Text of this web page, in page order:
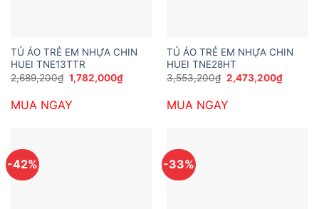
TỦ ÁO TRẺ EM NHỰA CHIN
HUEI TNE13TTR
2,689,200₫ Giá
gốc
2,689,200₫.
1,782,000₫Giá
hiện
MUA NGAY
TỦ ÁO TRẺ EM NHỰA CHIN
HUEI TNE28HT
3,553,200₫ Giá
gốc
3,553,200₫.
2,473,200₫Giá
hiện
MUA NGAY
-42% -33%